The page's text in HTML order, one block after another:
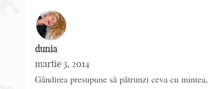
dunia
martie 3, 2014
Gândirea presupune să pătrunzi ceva cu mintea,